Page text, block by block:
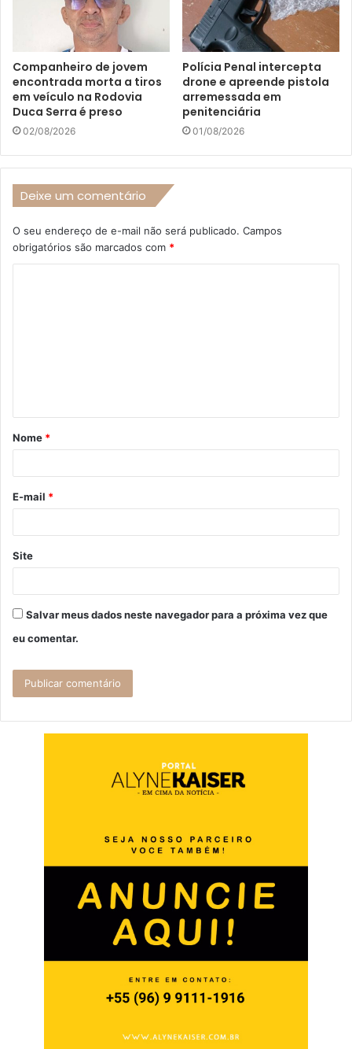
Companheiro de jovem
encontrada morta a tiros
em veículo na Rodovia
Duca Serra é preso
02/08/2026
Polícia Penal intercepta
drone e apreende pistola
arremessada em
penitenciária
01/08/2026
Deixe um comentário
O seu endereço de e-mail não será publicado. Campos
obrigatórios são marcados com *
á
r
*
Nome *
E-mail *
Site
Salvar meus dados neste navegador para a próxima vez que
eu comentar.